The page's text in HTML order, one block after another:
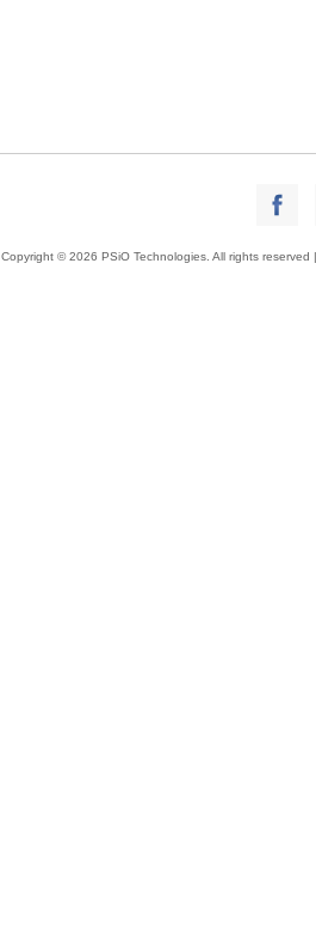
Copyright © 2026 PSiO Technologies. All rights reserved